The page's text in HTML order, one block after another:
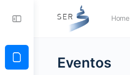
Home
Eventos